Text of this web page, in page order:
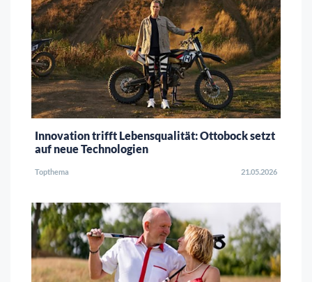
Innovation trifft Lebensqualität: Ottobock setzt
auf neue Technologien
Topthema 21.05.2026